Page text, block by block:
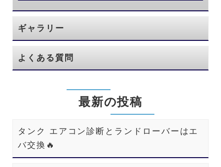
ギャラリー
よくある質問
最新の投稿
タンク エアコン診断とランドローバーはエ
バ交換🔥